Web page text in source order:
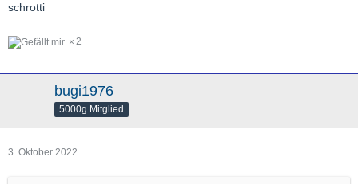
schrotti
2
bugi1976
5000g Mitglied
3. Oktober 2022